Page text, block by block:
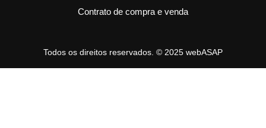
Todos os direitos reservados. © 2025 webASAP
Contrato de compra e venda